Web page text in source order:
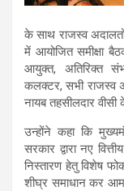
के साथ राजस्व
में आयोजित समीक्षा
आयुक्त, अतिरिक्त
कलक्टर, सभी राजस्व
नायब तहसीलदार
उन्होंने कहा कि
सरकार द्वारा नए
निस्तारण हेतु विशेष
शीघ्र समाधान कर